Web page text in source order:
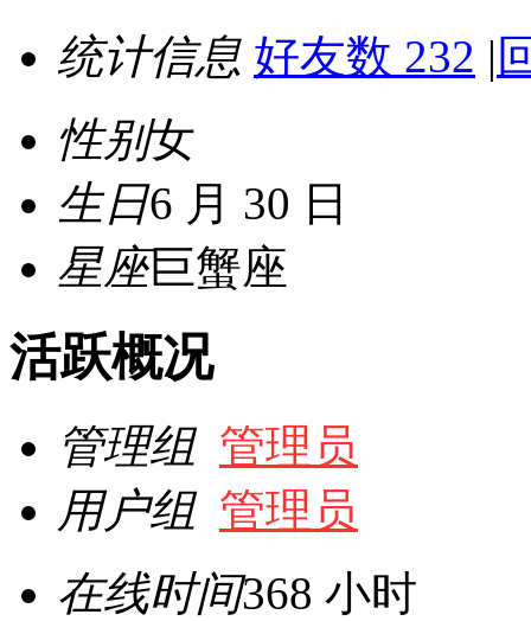
统计信息 好友数 232 |
性别女
生日6 月 30 日
星座巨蟹座
活跃概况
管理组 管理员
用户组 管理员
在线时间368 小时